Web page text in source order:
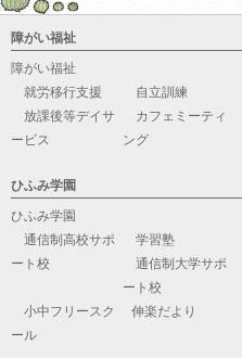
障がい福祉
障がい福祉
就労移行支援
自立訓練
放課後等デイサ
ービス
カフェミーティ
ング
ひふみ学園
ひふみ学園
通信制高校サポ
ート校
学習塾
通信制大学サポ
ート校
小中フリースク
ール
伸楽だより